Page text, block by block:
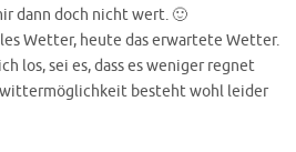
dann doch nicht wert. 🙂
Wetter, heute das erwartete Wetter.
los, sei es, dass es weniger regnet
besteht wohl leider